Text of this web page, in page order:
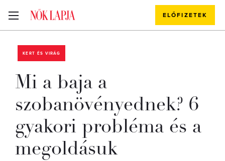
ELŐFIZETEK
KERT ÉS VIRÁG
Mi a baja a
szobanövényednek? 6
gyakori probléma és a
megoldásuk